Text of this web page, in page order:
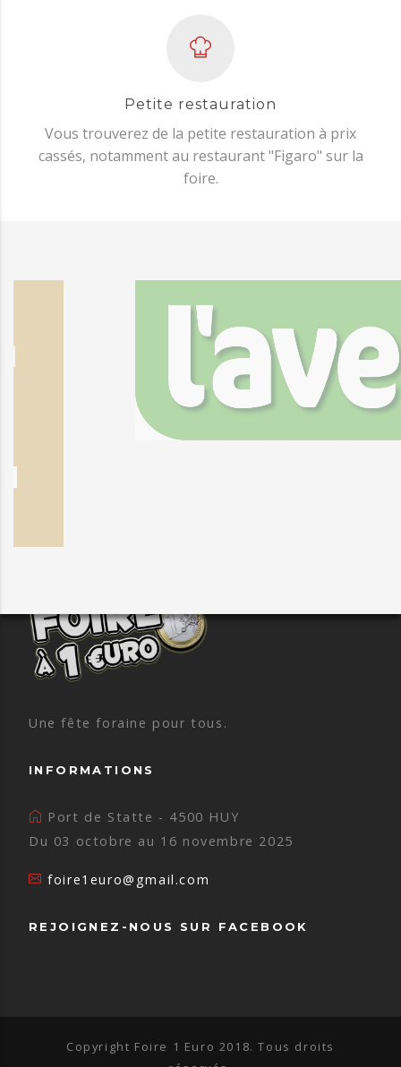
Petite restauration
Vous trouverez de la petite restauration à prix
cassés, notamment au restaurant "Figaro" sur la
foire.
Une fête foraine pour tous.
INFORMATIONS
Port de Statte - 4500 HUY
Du 03 octobre au 16 novembre 2025
foire1euro@gmail.com
REJOIGNEZ-NOUS SUR FACEBOOK
Copyright Foire 1 Euro 2018. Tous droits